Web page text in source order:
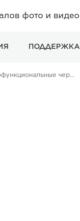
фото и видео
ПОДДЕРЖКА
Однофункциональные черно-белые принтеры